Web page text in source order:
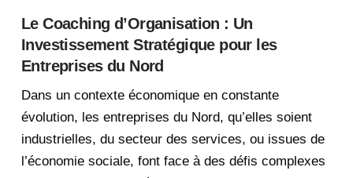
Le Coaching d’Organisation : Un
Investissement Stratégique pour les
Entreprises du Nord
Dans un contexte économique en constante
évolution, les entreprises du Nord, qu’elles soient
industrielles, du secteur des services, ou issues de
l’économie sociale, font face à des défis complexes